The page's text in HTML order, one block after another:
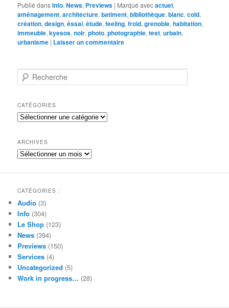
Publié dansInfo,News, Previews | Marqué avecactuel,
aménagement,architecture,batiment,bibliothèque,blanc,cold,
création,design,éssai,étude,feeling,froid,grenoble,habitation,
immeuble,kyesos,noir,photo,photographie,test,urbain,
urbanisme | Laisser un commentaire
e
h
e
r
h
e
CATÉGORIES
Catégories
ARCHIVES
Archives
CATÉGORIES :
Audio (3)
Info (304)
Le Shop (123)
News (394)
Previews (150)
Services (4)
Uncategorized (5)
Work in progress… (28)